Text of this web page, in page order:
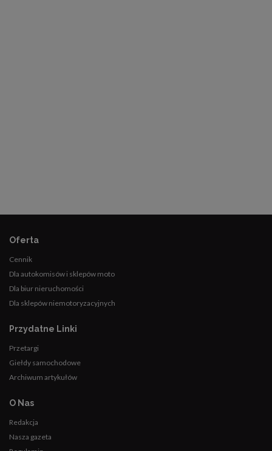
Oferta
Cennik
Dla autokomisów i sklepów moto
Dla biur nieruchomości
Dla sklepów niemotoryzacyjnych
Przydatne Linki
Przetargi
Giełdy samochodowe
Archiwum artykułów
O Nas
Redakcja
Nasza gazeta